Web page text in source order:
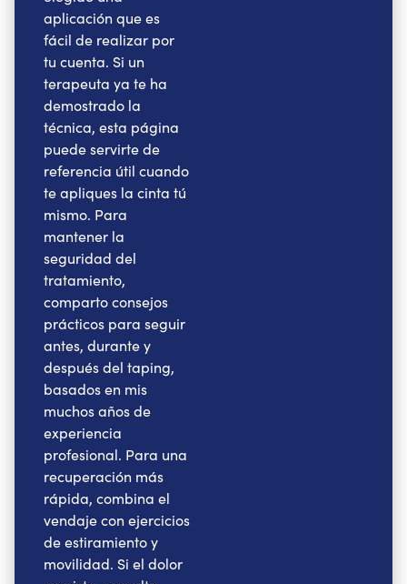
aplicación que es
fácil de realizar por
tu cuenta. Si un
terapeuta ya te ha
demostrado la
técnica, esta página
puede servirte de
referencia útil cuando
te apliques la cinta tú
mismo. Para
mantener la
seguridad del
tratamiento,
comparto consejos
prácticos para seguir
antes, durante y
después del taping,
basados en mis
muchos años de
experiencia
profesional. Para una
recuperación más
rápida, combina el
vendaje con ejercicios
de estiramiento y
movilidad. Si el dolor